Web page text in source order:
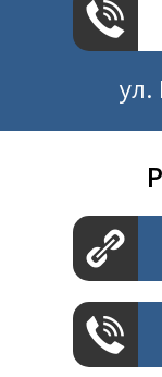
ул.